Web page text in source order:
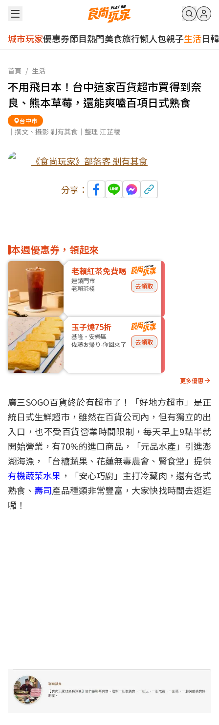
城市玩家優惠券節目熱門美食旅行懶人包親子生活日韓
首頁 / 生活
不用飛日本！台中這家百貨超市買得到奈
良、熊本草莓，還能爽嗑百項日式熟食
台中市
｜撰文、攝影 剎有其食｜整理 江芷稜
《食尚玩家》部落客 剎有其食
分享：
本週優惠券，領起來
老賴紅茶免費喝
連鎖門市
老賴茶棧
去領取
玉子燒75折
基隆・安樂區
佐藤お帰り-你回來了
去領取
更多優惠
廣三SOGO百貨終於有超市了！「好地方超市」是正
統日式生鮮超市，雖然在百貨公司內，但有獨立的出
入口，也不受百貨營業時間限制，每天早上9點半就
開始營業，有70%的進口商品，「元品水產」引進澎
湖海漁，「台糖蔬果、花蓮無毒農會、腎食堂」提供
有機蔬菜水果 ，「安心巧廚」主打冷藏肉， 還有各式
熟食、 壽司產品種類非常豐富，大家快找時間去逛逛
囉！